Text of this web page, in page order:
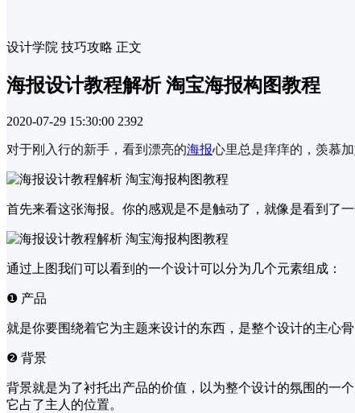
设计学院 技巧攻略 正文
海报设计教程解析 淘宝海报构图教程
2020-07-29 15:30:00 2392
对于刚入行的新手，看到漂亮的海报心里总是痒痒的，羡慕
首先来看这张海报。你的感观是不是触动了，就像是看到了
通过上图我们可以看到的一个设计可以分为几个元素组成：
❶ 产品
就是你要围绕着它为主题来设计的东西，是整个设计的主心
❷ 背景
背景就是为了衬托出产品的价值，以为整个设计的氛围的一
它占了主人的位置。